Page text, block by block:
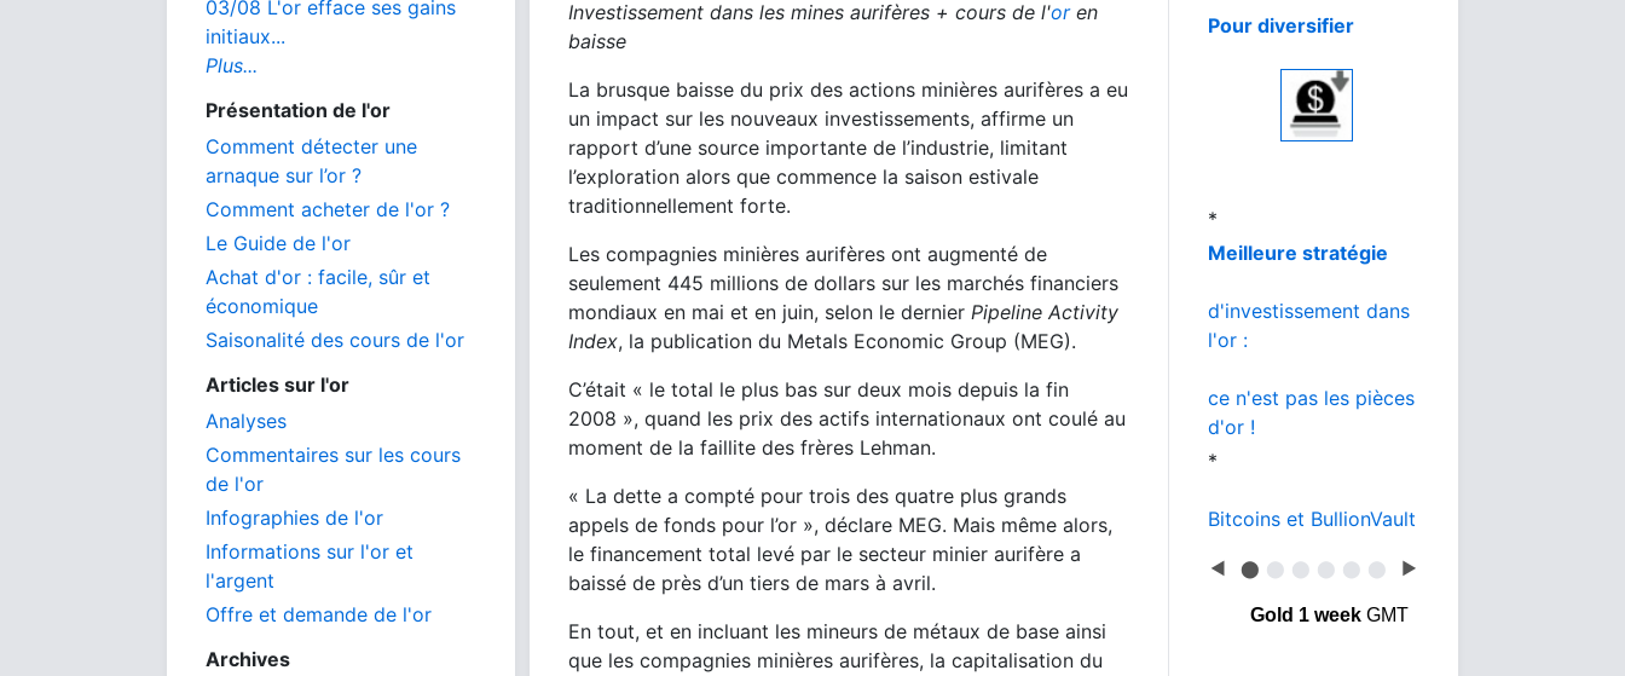
03/08 L'or efface ses gains
initiaux...
Plus...
Présentation de l'or
Comment détecter une
arnaque sur l’or ?
Comment acheter de l'or ?
Le Guide de l'or
Achat d'or : facile, sûr et
économique
Saisonalité des cours de l'or
Articles sur l'or
Analyses
Commentaires sur les cours
de l'or
Infographies de l'or
Informations sur l'or et
l'argent
Offre et demande de l'or
Archives
Investissement dans les mines aurifères + cours de l'oren
baisse
La brusque baisse du prix des actions minières aurifères a eu
un impact sur les nouveaux investissements, affirme un
rapport d’une source importante de l’industrie, limitant
l’exploration alors que commence la saison estivale
traditionnellement forte.
Les compagnies minières aurifères ont augmenté de
seulement 445 millions de dollars sur les marchés financiers
mondiaux en mai et en juin, selon le dernier Pipeline Activity
Index, la publication du Metals Economic Group (MEG).
C’était « le total le plus bas sur deux mois depuis la fin
2008 », quand les prix des actifs internationaux ont coulé au
moment de la faillite des frères Lehman.
« La dette a compté pour trois des quatre plus grands
appels de fonds pour l’or », déclare MEG. Mais même alors,
le financement total levé par le secteur minier aurifère a
baissé de près d’un tiers de mars à avril.
En tout, et en incluant les mineurs de métaux de base ainsi
que les compagnies minières aurifères, la capitalisation du
au meilleur prix
*
Or ou Bitcoin
◀ ⬤ ⬤ ⬤ ⬤ ⬤ ⬤ ▶
Gold 1 weekGMT